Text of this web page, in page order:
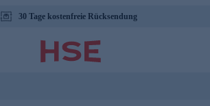
30 Tage kostenfreie Rücksendung